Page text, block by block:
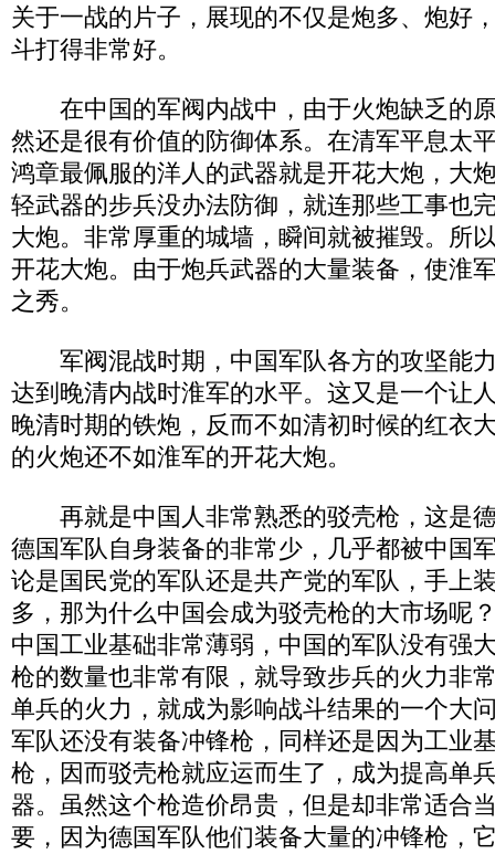
关于一战的片子，展现的不仅是炮多、炮好
斗打得非常好。
在中国的军阀内战中，由于火炮缺乏的
然还是很有价值的防御体系。在清军平息太
鸿章最佩服的洋人的武器就是开花大炮，大
轻武器的步兵没办法防御，就连那些工事也
大炮。非常厚重的城墙，瞬间就被摧毁。所
开花大炮。由于炮兵武器的大量装备，使淮
之秀。
军阀混战时期，中国军队各方的攻坚能
达到晚清内战时淮军的水平。这又是一个让
晚清时期的铁炮，反而不如清初时候的红衣
的火炮还不如淮军的开花大炮。
再就是中国人非常熟悉的驳壳枪，这是
德国军队自身装备的非常少，几乎都被中国
论是国民党的军队还是共产党的军队，手上
多，那为什么中国会成为驳壳枪的大市场呢
中国工业基础非常薄弱，中国的军队没有强
枪的数量也非常有限，就导致步兵的火力非
单兵的火力，就成为影响战斗结果的一个大
军队还没有装备冲锋枪，同样还是因为工业
枪，因而驳壳枪就应运而生了，成为提高单
器。虽然这个枪造价昂贵，但是却非常适合
要，因为德国军队他们装备大量的冲锋枪，